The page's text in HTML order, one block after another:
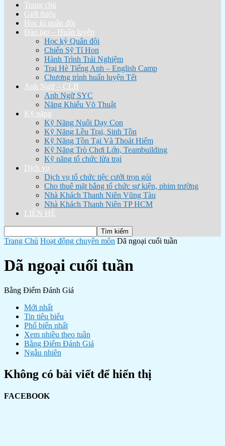
Trang chủ
Giới thiệu
Học kì quân đội
Đào tạo – Huấn luyện
Học kỳ Quân đội
Chiến Sỹ Tí Hon
Hành Trình Trải Nghiệm
Trại Hè Tiếng Anh – English Camp
Chương trình huấn luyện Tết
Anh Ngữ – CLB
Anh Ngữ SYC
Năng Khiếu Võ Thuật
Kỹ năng
Kỹ Năng Nuôi Dạy Con
Kỹ Năng Lều Trại, Sinh Tồn
Kỹ Năng Tồn Tại Và Thoát Hiểm
Kỹ Năng Trò Chơi Lớn, Teambuilding
Kỹ năng tổ chức lửa trại
Dịch vụ
Dịch vụ tổ chức tiệc cưới trọn gói
Cho thuê mặt bằng tổ chức sự kiện, phim trường
Nhà Khách Thanh Niên Vũng Tàu
Nhà Khách Thanh Niên TP HCM
LIÊN HỆ
Trang Chủ Hoạt động chuyên môn Dã ngoại cuối tuần
Dã ngoại cuối tuần
Bằng Điểm Đánh Giá
Mới nhất
Tin tiêu biểu
Phổ biến nhất
Xem nhiều theo tuần
Bằng Điểm Đánh Giá
Ngẫu nhiên
Không có bài viết để hiển thị
FACEBOOK